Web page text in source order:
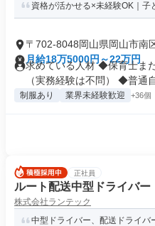
資格が活かせる×未経験OK｜子
〒702-8048岡山県岡山市南
月給18万5000円～22万円
求めている人材 ◆保育士ま
（実務経験は不問） ◆普通自
制服あり 業界未経験歓迎 +36個
正社員
ルート配送中型ドライバー
株式会社ランテック
中型ドライバー、配送ドライバ